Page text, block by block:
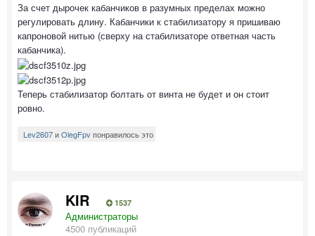
За счет дырочек кабанчиков в разумных пределах можно
регулировать длину. Кабанчики к стабилизатору я пришиваю
капроновой нитью (сверху на стабилизаторе ответная часть
кабанчика).
Теперь стабилизатор болтать от винта не будет и он стоит
ровно.
Lev2607иOlegFpvпонравилось это
KIR 1537
Администраторы
4500 публикаций